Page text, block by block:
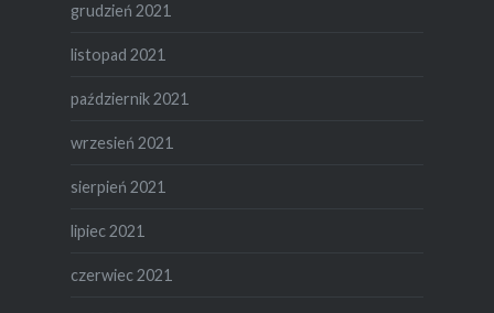
grudzień 2021
listopad 2021
październik 2021
wrzesień 2021
sierpień 2021
lipiec 2021
czerwiec 2021